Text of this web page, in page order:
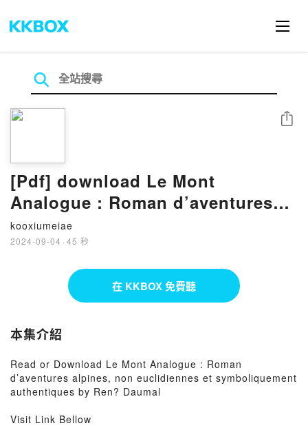
[Pdf] download Le Mont
Analogue : Roman d’aventures
alpines, non euclidiennes et
symboliquement authentiques BY
Ren? Daumal
kooxiumeiae
2024-09-04 · 45 秒
分享
在 KKBOX 免費聽
本集介紹
Read or Download Le Mont Analogue : Roman
d’aventures alpines, non euclidiennes et symboliquement
authentiques by Ren? Daumal
Visit Link Bellow